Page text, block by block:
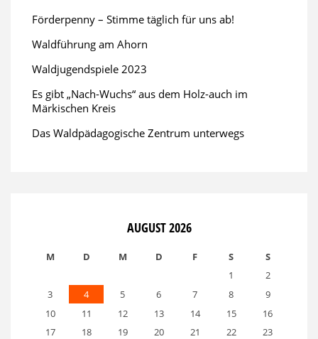
Förderpenny – Stimme täglich für uns ab!
Waldführung am Ahorn
Waldjugendspiele 2023
Es gibt „Nach-Wuchs“ aus dem Holz-auch im
Märkischen Kreis
Das Waldpädagogische Zentrum unterwegs
AUGUST 2026
M D M D F S
S
1
2
3
4 5 6 7 8
9
10
11 12 13 14 15
16
17
18 19 20 21 22
23